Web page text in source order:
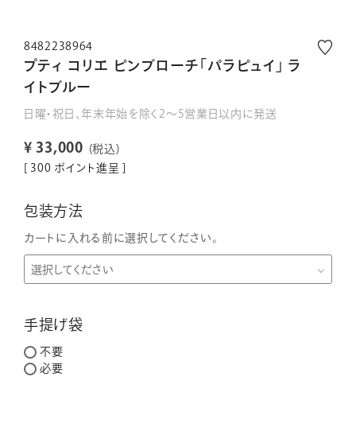
8482238964
プティ コリエ ピンブローチ「パラピュイ」 ラ
イトブルー
日曜・祝日、年末年始を除く2～5営業日以内に発送
¥ 33,000
税込
300 ポイント進呈 ]
包装方法
カートに入れる前に選択してください。
手提げ袋
不要
必要